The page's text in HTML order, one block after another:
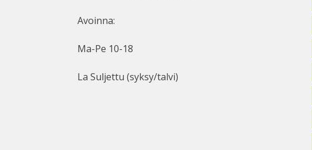
Avoinna:
Ma-Pe 10-18
La Suljettu (syksy/talvi)